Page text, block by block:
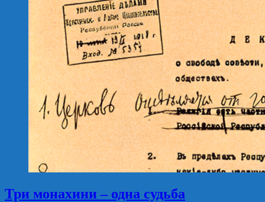
Три монахини – одна судьба